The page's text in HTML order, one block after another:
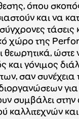
όπου
και να
τάσεις
χώρο της
θεωρητικά,
και γόνιμος
σαν συνέχεια
για
συμβάλει
καλλιτεχνών